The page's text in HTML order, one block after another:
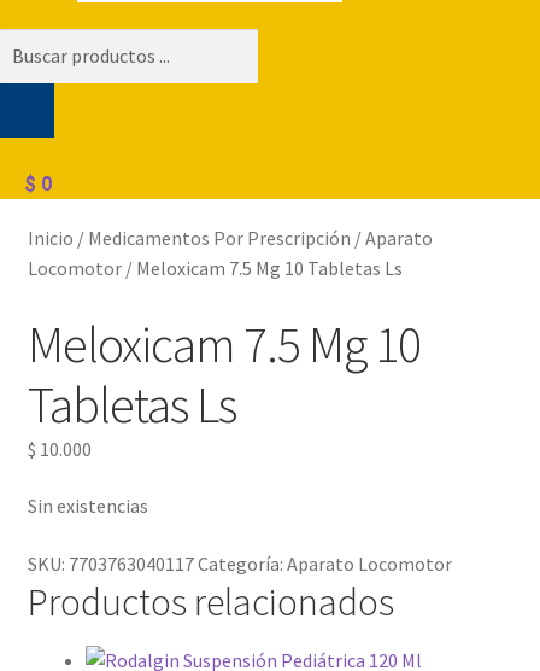
$ 0
Inicio / Medicamentos Por Prescripción /Aparato
Locomotor/ Meloxicam 7.5 Mg 10 Tabletas Ls
Meloxicam 7.5 Mg 10
Tabletas Ls
$ 10.000
Sin existencias
SKU: 7703763040117Categoría: Aparato Locomotor
Productos relacionados